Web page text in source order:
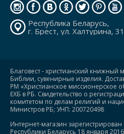
Республика Беларусь,
г. Брест, ул. Халтурина,
Благовест - христианский книжный
Библии, сувенирные изделия.
РМ «Христианское миссионерское
ЕХБ в РБ. Свидетельство о
комитетом по делам религий и
Министров РБ; УНП: 200720498
Интернет-магазин
Республики Беларусь 18 января